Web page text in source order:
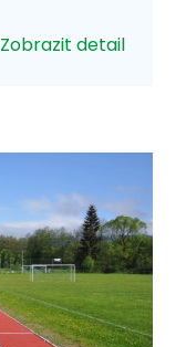
Zobrazit detail